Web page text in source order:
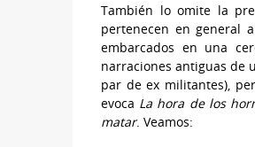
También lo omite la
pertenecen en general
embarcados en una
narraciones antiguas de
par de ex militantes),
evoca La hora de los
matar. Veamos: